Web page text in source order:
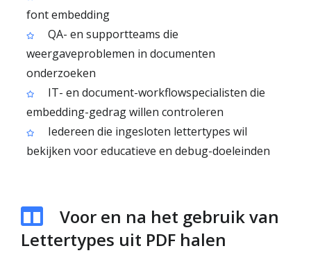
font embedding
QA- en supportteams die
weergaveproblemen in documenten
onderzoeken
IT- en document-workflowspecialisten die
embedding-gedrag willen controleren
Iedereen die ingesloten lettertypes wil
bekijken voor educatieve en debug-doeleinden
Voor en na het gebruik van
Lettertypes uit PDF halen